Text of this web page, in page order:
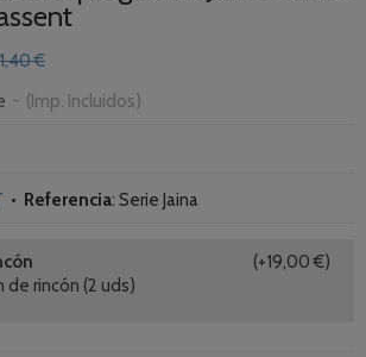
€
- (Imp. Incluidos)
• Referencia: Serie Jaina
(+19,00 €)
de rincón (2 uds)